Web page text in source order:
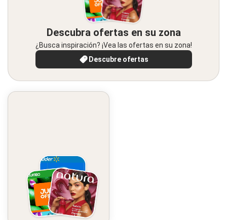
Descubra ofertas en su zona
¿Busca inspiración? ¡Vea las ofertas en su zona!
Descubre ofertas